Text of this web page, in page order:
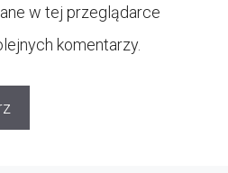
w tej przeglądarce
komentarzy.